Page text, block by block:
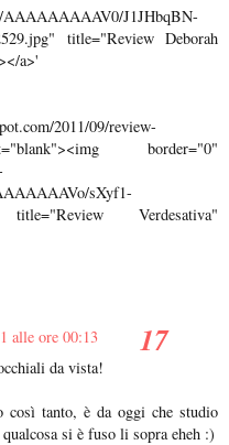
J1JHbqBN-
title="Review Deborah
a>'
2011/09/review-
border="0"
sXyf1-
title="Review Verdesativa"
alle ore 00:13
da vista!
così tanto, è da oggi che studio
si è fuso li sopra eheh :)